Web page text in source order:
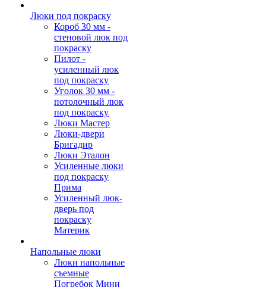
Люки под покраску
Короб 30 мм -
стеновой люк под
покраску
Пилот -
усиленный люк
под покраску
Уголок 30 мм -
потолочный люк
под покраску
Люки Мастер
Люки-двери
Бригадир
Люки Эталон
Усиленные люки
под покраску
Прима
Усиленный люк-
дверь под
покраску
Материк
Напольные люки
Люки напольные
съемные
Погребок Мини